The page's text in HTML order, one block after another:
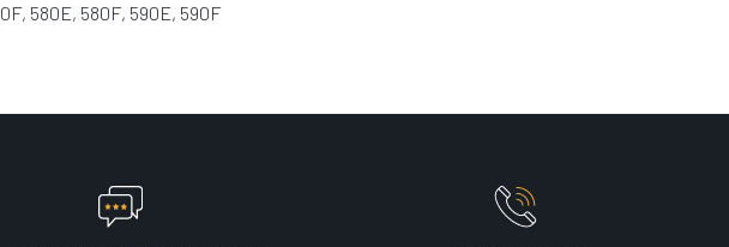
580E, 580F, 590E, 590F